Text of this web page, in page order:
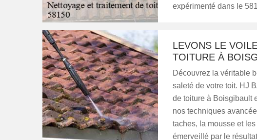
expérimenté dans le
LEVONS LE
TOITURE À
Découvrez la véritable
saleté de votre toit. HJ
de toiture à Boisgibault
nos techniques
taches, la mousse et
émerveillé par le